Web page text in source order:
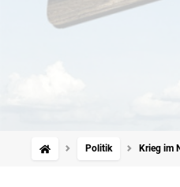
Politik Krieg im